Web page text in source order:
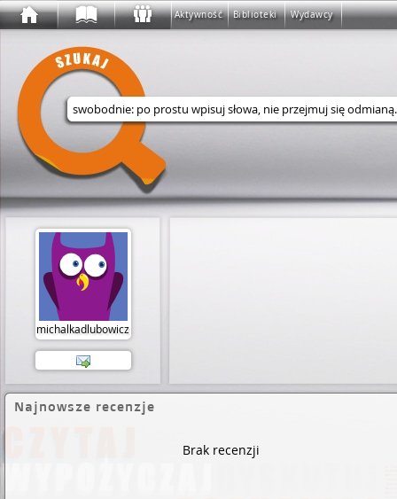
Aktywność Biblioteki Wydawcy
Wyszukaj w serwisie
michalkadlubowicz
Najnowsze recenzje
Brak recenzji